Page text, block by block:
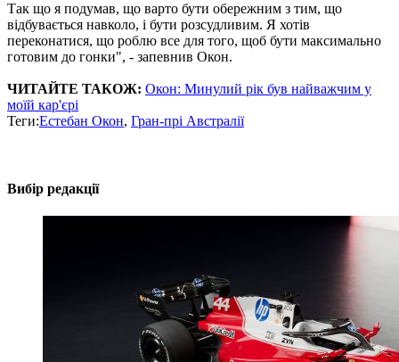
Так що я подумав, що варто бути обережним з тим, що
відбувається навколо, і бути розсудливим. Я хотів
переконатися, що роблю все для того, щоб бути максимально
готовим до гонки", - запевнив Окон.
ЧИТАЙТЕ ТАКОЖ: Окон: Минулий рік був найважчим у
моїй кар'єрі
Теги:Естебан Окон, Гран-прі Австралії
Вибір редакції